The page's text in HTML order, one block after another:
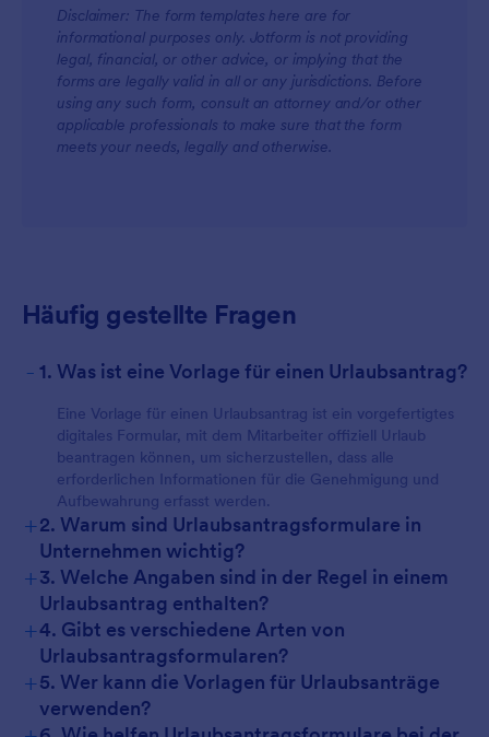
Disclaimer: The form templates here are for
informational purposes only. Jotform is not providing
legal, financial, or other advice, or implying that the
forms are legally valid in all or any jurisdictions. Before
using any such form, consult an attorney and/or other
applicable professionals to make sure that the form
meets your needs, legally and otherwise.
Häufig gestellte Fragen
- 1. Was ist eine Vorlage für einen Urlaubsantrag?
Eine Vorlage für einen Urlaubsantrag ist ein vorgefertigtes
digitales Formular, mit dem Mitarbeiter offiziell Urlaub
beantragen können, um sicherzustellen, dass alle
erforderlichen Informationen für die Genehmigung und
Aufbewahrung erfasst werden.
+2. Warum sind Urlaubsantragsformulare in
Unternehmen wichtig?
+3. Welche Angaben sind in der Regel in einem
Urlaubsantrag enthalten?
+4. Gibt es verschiedene Arten von
Urlaubsantragsformularen?
+5. Wer kann die Vorlagen für Urlaubsanträge
verwenden?